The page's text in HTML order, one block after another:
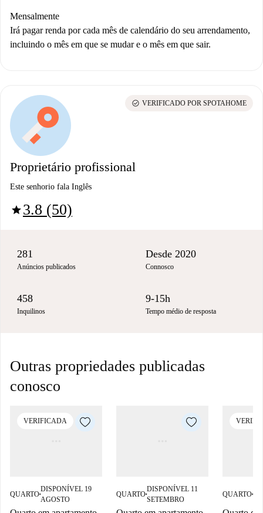
Mensalmente
Irá pagar renda por cada mês de calendário do seu arrendamento,
incluindo o mês em que se mudar e o mês em que sair.
Proprietário profissional
Este senhorio fala Inglês
star3.8 (50)
check_circle VERIFICADO POR SPOTAHOME
281
Anúncios publicados
Desde 2020
Connosco
458
Inquilinos
9-15h
Tempo médio de resposta
Outras propriedades publicadas
conosco
VERIFICADA
QUARTO■
DISPONÍVEL 19
AGOSTO
QUARTO■
DISPONÍVEL 11
SETEMBRO
QUARTO■